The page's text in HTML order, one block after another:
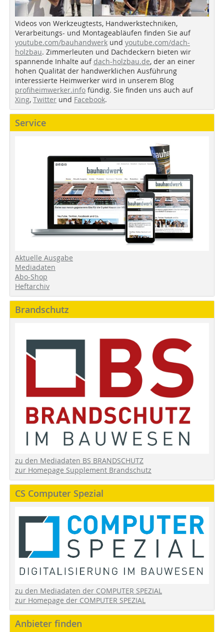
Videos von Werkzeugtests, Handwerkstechniken,
Verarbeitungs- und Montageabläufen finden Sie auf
youtube.com/bauhandwerk und youtube.com/dach-
holzbau. Zimmerleuten und Dachdeckern bieten wir
spannende Inhalte auf dach-holzbau.de, der an einer
hohen Qualität der handwerklichen Ausführung
interessierte Heimwerker wird in unserem Blog
profiheimwerker.info fündig. Sie finden uns auch auf
Xing, Twitter und Facebook.
Service
Aktuelle Ausgabe
Mediadaten
Abo-Shop
Heftarchiv
Brandschutz
zu den Mediadaten BS BRANDSCHUTZ
zur Homepage Supplement Brandschutz
CS Computer Spezial
zu den Mediadaten der COMPUTER SPEZIAL
zur Homepage der COMPUTER SPEZIAL
Anbieter finden